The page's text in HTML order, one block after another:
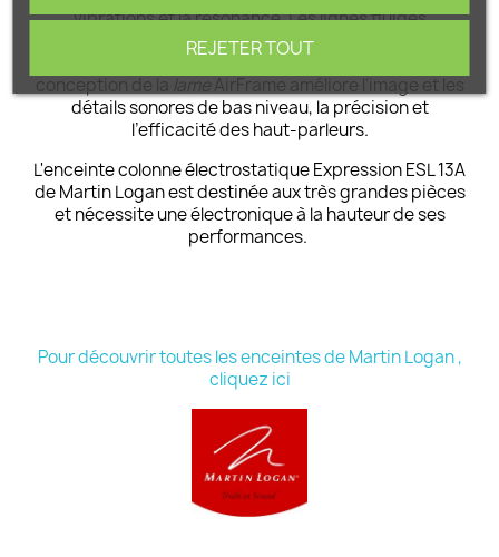
vibrations et la résonance. Les lignes fluides
soulignent l'intégration du panneau lui-même avec le
conception de la lameAirFrame améliore l'image et les
détails sonores de bas niveau, la précision et
l’efficacité des haut-parleurs.
L'enceinte colonne électrostatique Expression ESL 13A
de Martin Logan est destinée aux très grandes pièces
et nécessite une électronique à la hauteur de ses
performances.
Pour découvrir toutes les enceintes de Martin Logan ,
cliquez ici
REJETER TOUT